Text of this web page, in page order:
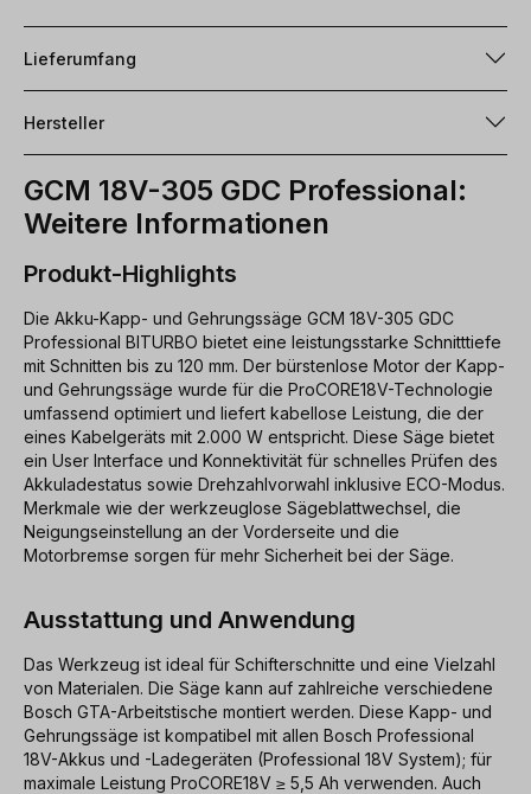
Lieferumfang
Hersteller
GCM 18V-305 GDC Professional:
Weitere Informationen
Produkt-Highlights
Die Akku-Kapp- und Gehrungssäge GCM 18V-305 GDC
Professional BITURBO bietet eine leistungsstarke Schnitttiefe
mit Schnitten bis zu 120 mm. Der bürstenlose Motor der Kapp-
und Gehrungssäge wurde für die ProCORE18V-Technologie
umfassend optimiert und liefert kabellose Leistung, die der
eines Kabelgeräts mit 2.000 W entspricht. Diese Säge bietet
ein User Interface und Konnektivität für schnelles Prüfen des
Akkuladestatus sowie Drehzahlvorwahl inklusive ECO-Modus.
Merkmale wie der werkzeuglose Sägeblattwechsel, die
Neigungseinstellung an der Vorderseite und die
Motorbremse sorgen für mehr Sicherheit bei der Säge.
Ausstattung und Anwendung
Das Werkzeug ist ideal für Schifterschnitte und eine Vielzahl
von Materialen. Die Säge kann auf zahlreiche verschiedene
Bosch GTA-Arbeitstische montiert werden. Diese Kapp- und
Gehrungssäge ist kompatibel mit allen Bosch Professional
18V-Akkus und -Ladegeräten (Professional 18V System); für
maximale Leistung ProCORE18V ≥ 5,5 Ah verwenden. Auch